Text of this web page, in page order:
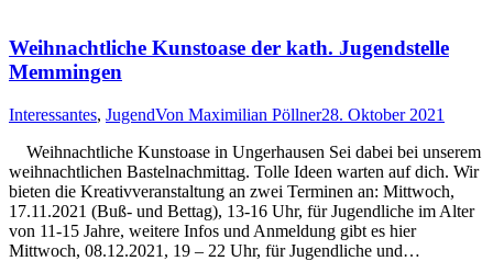
Weihnachtliche Kunstoase der kath. Jugendstelle
Memmingen
Interessantes, JugendVon Maximilian Pöllner28. Oktober 2021
Weihnachtliche Kunstoase in Ungerhausen Sei dabei bei unserem
weihnachtlichen Bastelnachmittag. Tolle Ideen warten auf dich. Wir
bieten die Kreativveranstaltung an zwei Terminen an: Mittwoch,
17.11.2021 (Buß- und Bettag), 13-16 Uhr, für Jugendliche im Alter
von 11-15 Jahre, weitere Infos und Anmeldung gibt es hier
Mittwoch, 08.12.2021, 19 – 22 Uhr, für Jugendliche und…